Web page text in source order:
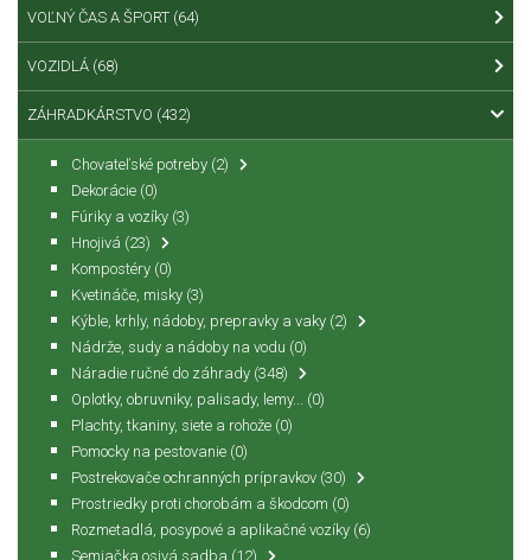
VOĽNÝ ČAS A ŠPORT (64)
VOZIDLÁ (68)
ZÁHRADKÁRSTVO (432)
Chovateľské potreby (2)
Dekorácie (0)
Fúriky a vozíky (3)
Hnojivá (23)
Kompostéry (0)
Kvetináče, misky (3)
Kýble, krhly, nádoby, prepravky a vaky (2)
Nádrže, sudy a nádoby na vodu (0)
Náradie ručné do záhrady (348)
Oplotky, obruvniky, palisady, lemy... (0)
Plachty, tkaniny, siete a rohože (0)
Pomocky na pestovanie (0)
Postrekovače ochranných prípravkov (30)
Prostriedky proti chorobám a škodcom (0)
Rozmetadlá, posypové a aplikačné vozíky (6)
Semiačka,osivá,sadba (12)